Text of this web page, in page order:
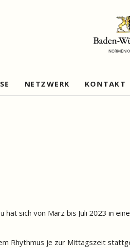
NETZWERK KONTAKT
sich von März bis Juli 2023 in
Rhythmus je zur Mittagszeit